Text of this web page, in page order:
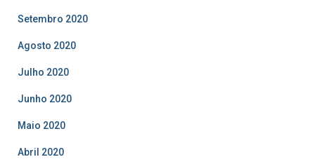
Setembro 2020
Agosto 2020
Julho 2020
Junho 2020
Maio 2020
Abril 2020